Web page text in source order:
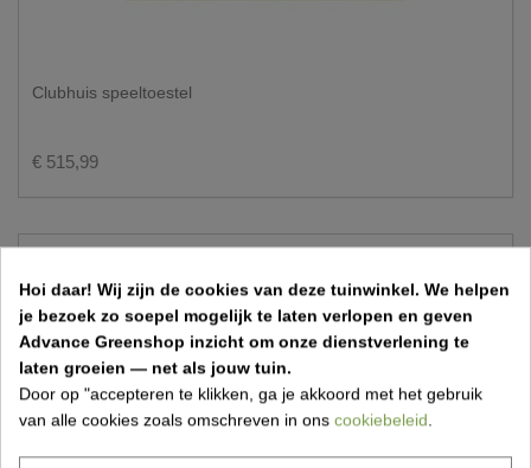
Clubhuis speeltoestel
€ 515,99
Hoi daar! Wij zijn de cookies van deze tuinwinkel. We helpen
je bezoek zo soepel mogelijk te laten verlopen en geven
Advance Greenshop inzicht om onze dienstverlening te
laten groeien — net als jouw tuin.
Door op "accepteren te klikken, ga je akkoord met het gebruik
van alle cookies zoals omschreven in ons cookiebeleid.